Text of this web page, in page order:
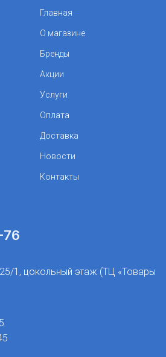
Главная
О магазине
Бренды
Акции
Услуги
Оплата
Доставка
Новости
Контакты
76
1​, цокольный этаж (ТЦ «Товары